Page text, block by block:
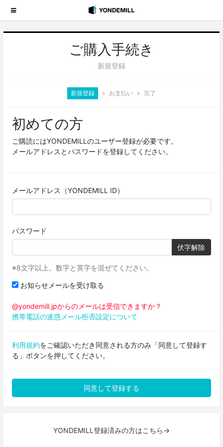
ご購入手続き
新規登録
新規登録 お支払い 完了
初めての方
ご購読にはYONDEMILLのユーザー登録が必要です。
メールアドレスとパスワードを登録してください。
メールアドレス（YONDEMILL ID）
パスワード
伏字解除
※8文字以上。数字と英字を混ぜてください。
お知らせメールを受け取る
@yondemill.jpからのメールは受信できますか？
携帯電話の迷惑メール拒否設定について
利用規約をご確認いただき同意される方のみ「同意して登録す
る」ボタンを押してください。
YONDEMILL登録済みの方はこちら→